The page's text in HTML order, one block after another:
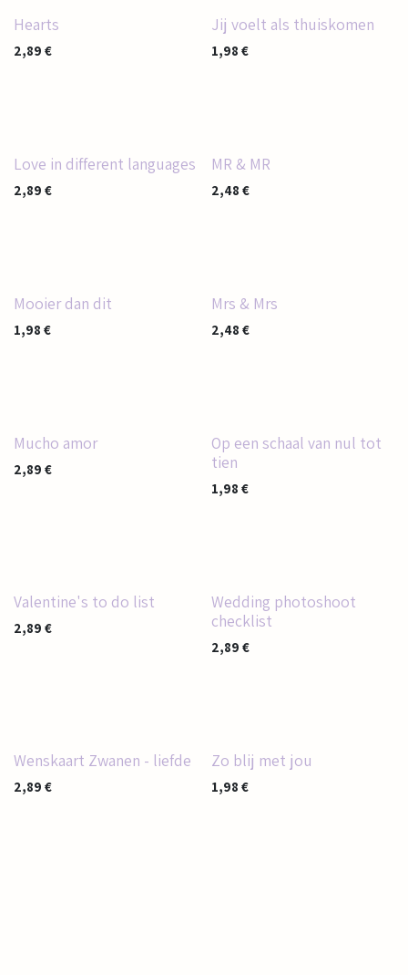
Hearts
2,89 €
Jij voelt als thuiskomen
1,98 €
Love in different languages
2,89 €
MR & MR
2,48 €
Mooier dan dit
1,98 €
Mrs & Mrs
2,48 €
Mucho amor
2,89 €
Op een schaal van nul tot
tien
1,98 €
Valentine's to do list
2,89 €
Wedding photoshoot
checklist
2,89 €
Wenskaart Zwanen - liefde
2,89 €
Zo blij met jou
1,98 €